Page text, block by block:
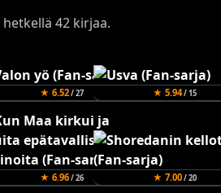
42 kirjaa.
★ 6.52/ 27 ★ 5.94/ 15
★ 6.96/ 26 ★ 7.00/ 20